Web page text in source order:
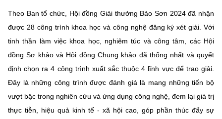
Theo Ban tổ chức, Hội đồng Giải thưởng Bảo Sơn 2024 đã nhận
được 28 công trình khoa học và công nghệ đăng ký xét giải. Với
tinh thần làm việc khoa học, nghiêm túc và công tâm, các Hội
đồng Sơ khảo và Hội đồng Chung khảo đã thống nhất và quyết
định chọn ra 4 công trình xuất sắc thuộc 4 lĩnh vực để trao giải.
Đây là những công trình được đánh giá là mang những tiến bộ
vượt bậc trong nghiên cứu và ứng dụng công nghệ, đem lại giá trị
thực tiễn, hiệu quả kinh tế - xã hội cao, góp phần thúc đẩy sự